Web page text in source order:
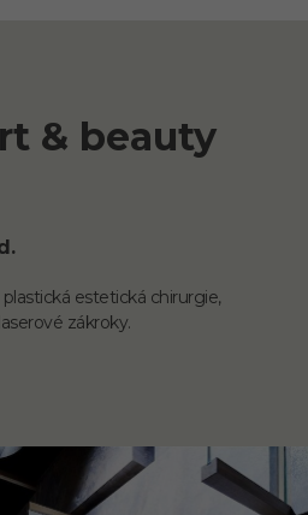
& beauty
estetická chirurgie,
zákroky.